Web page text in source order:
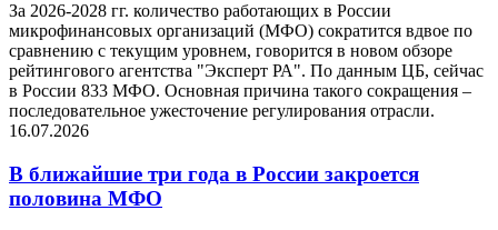
За 2026-2028 гг. количество работающих в России
микрофинансовых организаций (МФО) сократится вдвое по
сравнению с текущим уровнем, говорится в новом обзоре
рейтингового агентства "Эксперт РА". По данным ЦБ, сейчас
в России 833 МФО. Основная причина такого сокращения –
последовательное ужесточение регулирования отрасли.
16.07.2026
В ближайшие три года в России закроется
половина МФО